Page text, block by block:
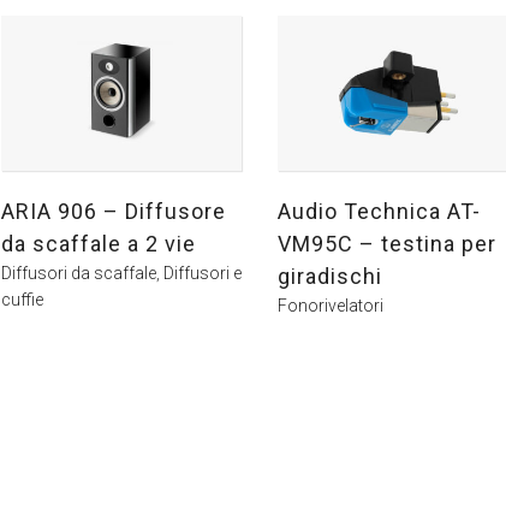
ARIA 906 – Diffusore
da scaffale a 2 vie
Diffusori da scaffale, Diffusori e
cuffie
Audio Technica AT-
VM95C – testina per
giradischi
Fonorivelatori